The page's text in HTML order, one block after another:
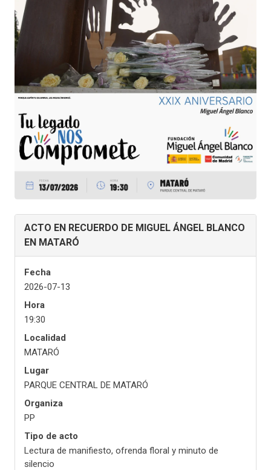
ACTO EN RECUERDO DE MIGUEL ÁNGEL BLANCO
EN MATARÓ
Fecha
2026-07-13
Hora
19:30
Localidad
MATARÓ
Lugar
PARQUE CENTRAL DE MATARÓ
Organiza
PP
Tipo de acto
Lectura de manifiesto, ofrenda floral y minuto de
silencio